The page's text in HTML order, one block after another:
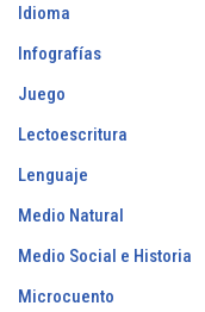
Idioma
Infografías
Juego
Lectoescritura
Lenguaje
Medio Natural
Medio Social e Historia
Microcuento